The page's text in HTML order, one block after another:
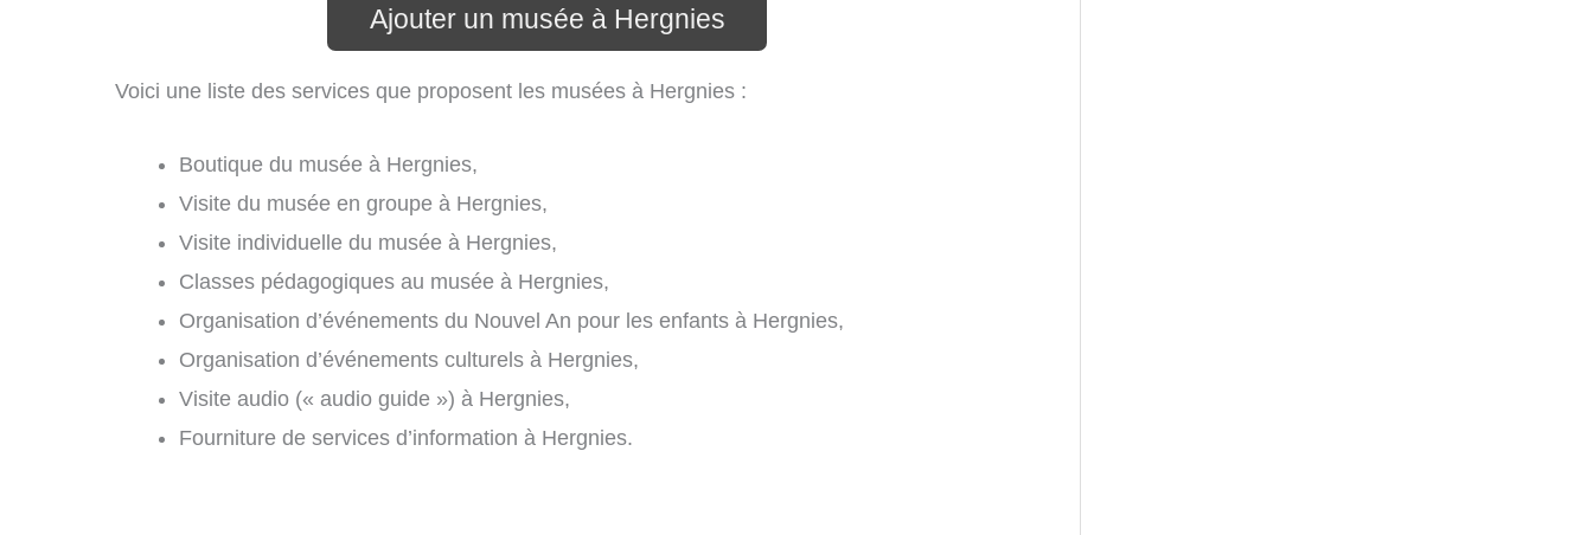
Ajouter un musée à Hergnies
Voici une liste des services que proposent les musées à Hergnies :
Boutique du musée à Hergnies,
Visite du musée en groupe à Hergnies,
Visite individuelle du musée à Hergnies,
Classes pédagogiques au musée à Hergnies,
Organisation d’événements du Nouvel An pour les enfants à Hergnies,
Organisation d’événements culturels à Hergnies,
Visite audio (« audio guide ») à Hergnies,
Fourniture de services d’information à Hergnies.